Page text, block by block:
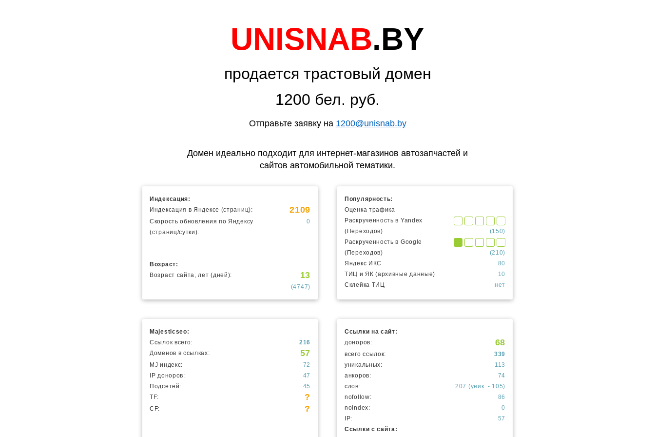
UNISNAB.BY
продается трастовый домен
1200 бел. руб.
Отправьте заявку на 1200@unisnab.by
Домен идеально подходит для интернет-магазинов автозапчастей и
сайтов автомобильной тематики.
Индексация:
Индексация в Яндексе (страниц):
2109
Скорость обновления по Яндексу
(страниц/сутки):
0
Возраст:
Возраст сайта, лет (дней):
13
(4747)
Популярность:
Оценка трафика
Раскрученность в Yandex
(Переходов)
(150)
Раскрученность в Google
(Переходов)
(210)
Яндекс ИКС
80
ТИЦ и ЯК (архивные данные)
10
Склейка ТИЦ
нет
Majesticseo:
Ссылок всего:
216
Доменов в ссылках:
57
MJ индекс:
72
IP доноров:
47
Подсетей:
45
TF:
?
CF: ?
Ссылки на сайт:
доноров:
68
всего ссылок:
339
уникальных:
113
анкоров:
74
слов:
207 (уник. - 105)
nofollow:
86
noindex:
0
IP:
57
Ссылки с сайта: